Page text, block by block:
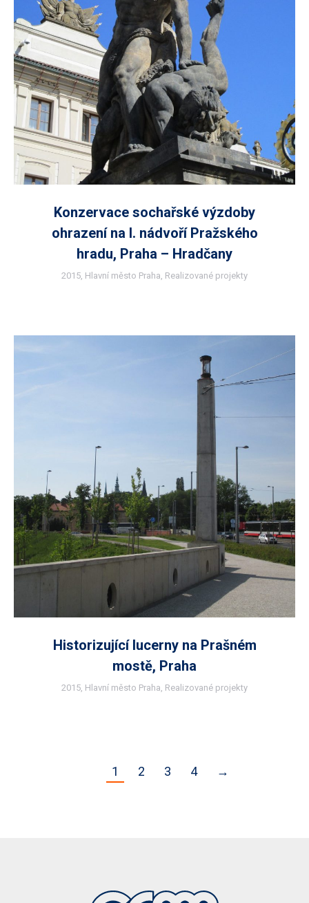
Konzervace sochařské výzdoby
ohrazení na I. nádvoří Pražského
hradu, Praha – Hradčany
2015 Hlavní město Praha Realizované projekty
Historizující lucerny na Prašném
mostě, Praha
2015 Hlavní město Praha Realizované projekty
1 2 3 4 →